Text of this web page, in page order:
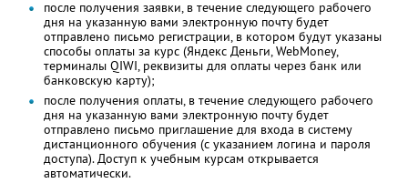
после получения заявки, в течение следующего рабочего
дня на указанную вами электронную почту будет
отправлено письмо регистрации, в котором будут указаны
способы оплаты за курс (Яндекс Деньги, WebMoney,
терминалы QIWI, реквизиты для оплаты через банк или
банковскую карту);
после получения оплаты, в течение следующего рабочего
дня на указанную вами электронную почту будет
отправлено письмо приглашение для входа в систему
дистанционного обучения (с указанием логина и пароля
доступа). Доступ к учебным курсам открывается
автоматически.